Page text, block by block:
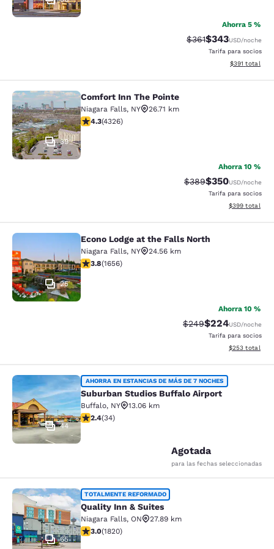
Ahorra 5 %
Tarifa tachada:
$361Tarifa reducida:
$343USD/noche
Tarifa para socios
Ver detalles
$391 total
Comfort Inn The Pointe
39
Comfort Inn The Pointe
Niagara Falls, NY
26.71 km
Calificación de 4.3 estrellas. Excelente. 4326 reseñas
4.3(4326)
Ahorra 10 %
Tarifa tachada:
$389Tarifa reducida:
$350USD/noche
Tarifa para socios
Ver detalles
$399 total
Econo Lodge at the Falls North
25
Econo Lodge at the Falls North
Niagara Falls, NY
24.56 km
Calificación de 3.77 estrellas. Bueno. 1656 reseñas
3.8(1656)
Ahorra 10 %
Tarifa tachada:
$249Tarifa reducida:
$224USD/noche
Tarifa para socios
Ver detalles
$253 total
Suburban Studios Buffalo Airport
44
AHORRA EN ESTANCIAS DE MÁS DE 7 NOCHES
Suburban Studios Buffalo Airport
Buffalo, NY
13.06 km
Calificación de 2.35 estrellas. Razonable. 34 reseñas
2.4(34)
Agotada
para las fechas seleccionadas
Quality Inn & Suites
65
TOTALMENTE REFORMADO
Quality Inn & Suites
Niagara Falls, ON
27.89 km
Calificación de 2.96 estrellas. Razonable. 1820
3.0(1820)